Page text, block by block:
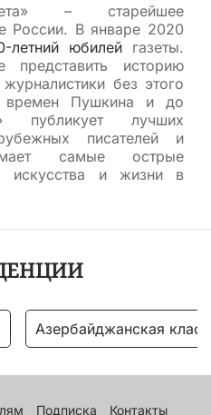
– старейшее
России. В январе 2020
летний юбилей газеты.
представить историю
без этого
времен Пушкина и до
лучших
писателей и
самые острые
искусства и жизни в
Азербайджанская
Подписка Контакты